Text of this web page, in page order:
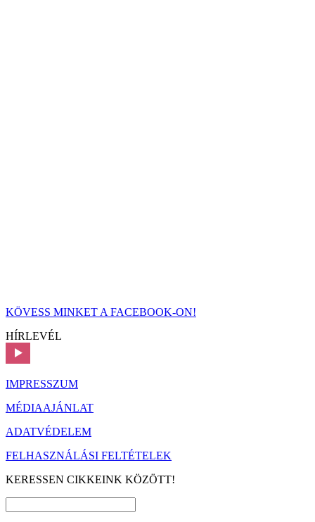
KÖVESS MINKET A FACEBOOK-ON!
HÍRLEVÉL
IMPRESSZUM
MÉDIAAJÁNLAT
ADATVÉDELEM
FELHASZNÁLÁSI FELTÉTELEK
KERESSEN CIKKEINK KÖZÖTT!